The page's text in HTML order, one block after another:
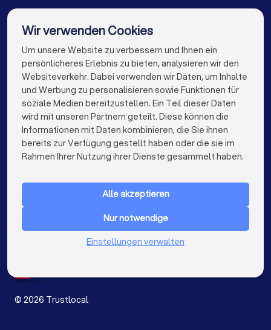
Reinigungsfirmen in Zirndorf
Reinigungsfirmen in Ellwangen (Jagst)
Reinigungsfirmen in Berlin
Reinigungsfirmen in Hamburg
Reinigungsfirmen in München
Reinigungsfirmen in Köln
Reinigungsfirmen in Stuttgart
Reinigungsfirmen in Düsseldorf
Reinigungsfirmen in Dortmund
Die besten Reinigungsfirmen für Sie
info@trustlocal.de
FÜR PRIVATPERSONEN
Niederlande
© 2026 Trustlocal
Wir verwenden Cookies
Um unsere Website zu verbessern und Ihnen ein
persönlicheres Erlebnis zu bieten, analysieren wir den
Websiteverkehr. Dabei verwenden wir Daten, um Inhalte
und Werbung zu personalisieren sowie Funktionen für
soziale Medien bereitzustellen. Ein Teil dieser Daten
wird mit unseren Partnern geteilt. Diese können die
Informationen mit Daten kombinieren, die Sie ihnen
bereits zur Verfügung gestellt haben oder die sie im
Rahmen Ihrer Nutzung ihrer Dienste gesammelt haben.
Alle akzeptieren
Nur notwendige
Einstellungen verwalten